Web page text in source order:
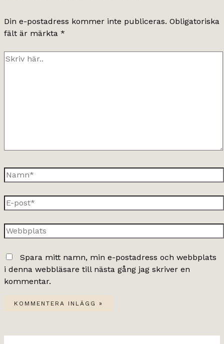
Din e-postadress kommer inte publiceras. Obligatoriska
fält är märkta *
Skriv
Namn*
E-
post*
Webbplats
Spara mitt namn, min e-postadress och webbplats
i denna webbläsare till nästa gång jag skriver en
kommentar.